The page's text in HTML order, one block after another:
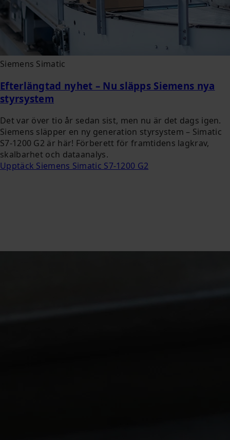
Siemens Simatic
Efterlängtad nyhet – Nu släpps Siemens nya
styrsystem
Det var över tio år sedan sist, men nu är det dags igen.
Siemens släpper en ny generation styrsystem – Simatic
S7-1200 G2 är här! Förberett för framtidens lagkrav,
skalbarhet och dataanalys.
Upptäck Siemens Simatic S7-1200 G2